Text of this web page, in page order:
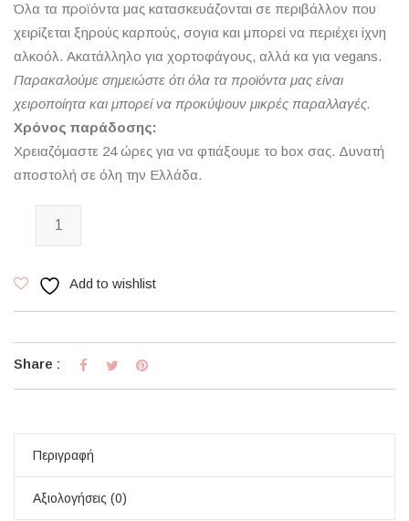
Όλα τα προϊόντα μας κατασκευάζονται σε περιβάλλον που
χειρίζεται ξηρούς καρπούς, σογια και μπορεί να περιέχει ίχνη
αλκοόλ. Ακατάλληλο για χορτοφάγους, αλλά κα για vegans.
Παρακαλούμε σημειώστε ότι όλα τα προϊόντα μας είναι
χειροποίητα και μπορεί να προκύψουν μικρές παραλλαγές.
Χρόνος παράδοσης:
Χρειαζόμαστε 24 ώρες για να φτιάξουμε το box σας. Δυνατή
αποστολή σε όλη την Ελλάδα.
Lollipop Love Kiss Cookie ποσότητα
Add to wishlist
Share :
Περιγραφή
Αξιολογήσεις (0)